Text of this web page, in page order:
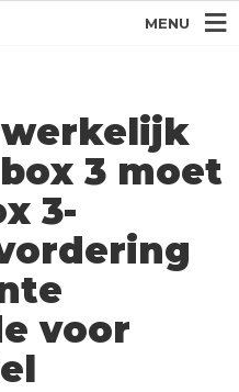
MENU
3 moet
3-
voor